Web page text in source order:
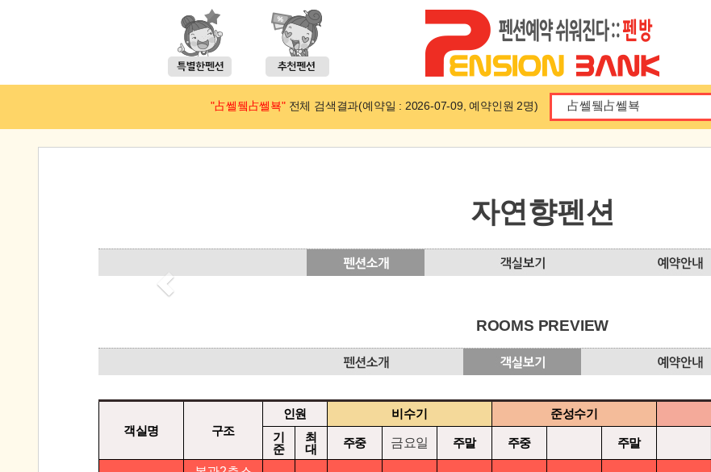
"占쎌뒠占쎌뵥"전체 검색결과(예약일 : 2026-07-09, 예약인원 2명)
자연향펜션
ROOMS PREVIEW
객실명 구조
인원 비수기 준성수기
기
준
최
대
주중 금요일 주말 주중 주말